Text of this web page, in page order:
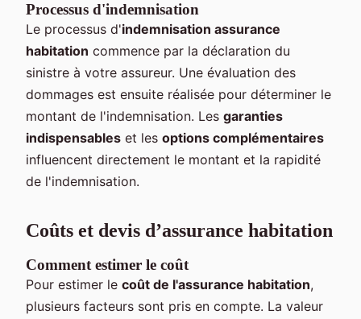
Processus d'indemnisation
Le processus d'indemnisation assurance
habitation commence par la déclaration du
sinistre à votre assureur. Une évaluation des
dommages est ensuite réalisée pour déterminer le
montant de l'indemnisation. Les garanties
indispensables et les options complémentaires
influencent directement le montant et la rapidité
de l'indemnisation.
Coûts et devis d’assurance habitation
Comment estimer le coût
Pour estimer le coût de l'assurance habitation,
plusieurs facteurs sont pris en compte. La valeur